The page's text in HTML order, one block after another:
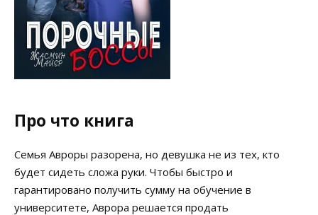
Про что книга
Семья Авроры разорена, но девушка не из тех, кто
будет сидеть сложа руки. Чтобы быстро и
гарантировано получить сумму на обучение в
университете, Аврора решается продать